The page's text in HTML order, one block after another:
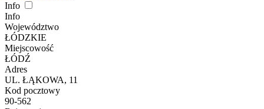
Info
Info
Województwo
ŁÓDZKIE
Miejscowość
ŁÓDŹ
Adres
UL. ŁĄKOWA, 11
Kod pocztowy
90-562